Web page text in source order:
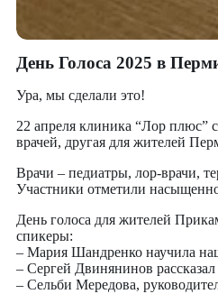
День Голоса 2025 в
Ура, мы сделали это!
22 апреля клиника “Лор плюс”
врачей, другая для жителей
Врачи – педиатры, лор-врачи,
Участники отметили
День голоса для жителей
спикеры:
– Мария Шандренко научила
– Сергей Двинянинов
– Сельби Мередова,